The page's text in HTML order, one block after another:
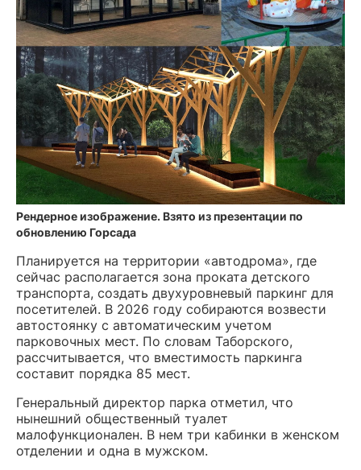
Рендерное изображение. Взято из презентации по
обновлению Горсада
Планируется на территории «автодрома», где
сейчас располагается зона проката детского
транспорта, создать двухуровневый паркинг для
посетителей. В 2026 году собираются возвести
автостоянку с автоматическим учетом
парковочных мест. По словам Таборского,
рассчитывается, что вместимость паркинга
составит порядка 85 мест.
Генеральный директор парка отметил, что
нынешний общественный туалет
малофункционален. В нем три кабинки в женском
отделении и одна в мужском.